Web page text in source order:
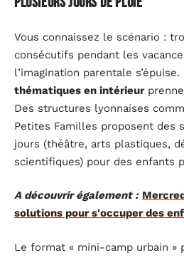
Vous connaissez le scénario :
consécutifs pendant les
l’imagination parentale
thématiques en intérieur
Des structures lyonnaises
Petites Familles proposent des
jours (théâtre, arts plastiques,
scientifiques) pour des enfants
A découvrir également :
solutions pour s'occuper des
Le format « mini-camp urbain »